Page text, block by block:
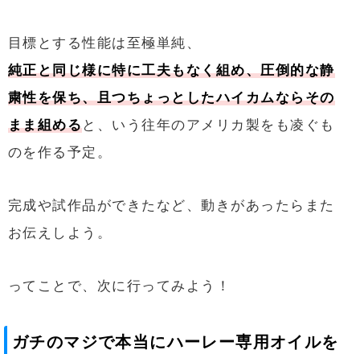
目標とする性能は至極単純、
純正と同じ様に特に工夫もなく組め、圧倒的な静
粛性を保ち、且つちょっとしたハイカムならその
まま組めると、いう往年のアメリカ製をも凌ぐも
のを作る予定。
完成や試作品ができたなど、動きがあったらまた
お伝えしよう。
ってことで、次に行ってみよう！
ガチのマジで本当にハーレー専用オイルを